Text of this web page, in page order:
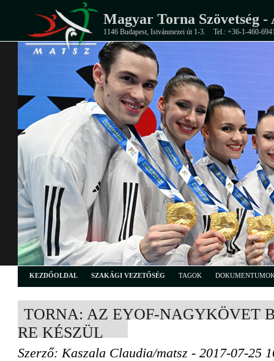
Magyar Torna Szövetség -
1146 Budapest, Istvánmezei út 1-3. Tel.: +36-1-460-
KEZDŐOLDAL SZAKÁGI VEZETŐSÉG TAGOK
TORNA: AZ EYOF-NAGYKÖVET
RE KÉSZÜL
Szerző: Kaszala Claudia/matsz - 2017-07-25